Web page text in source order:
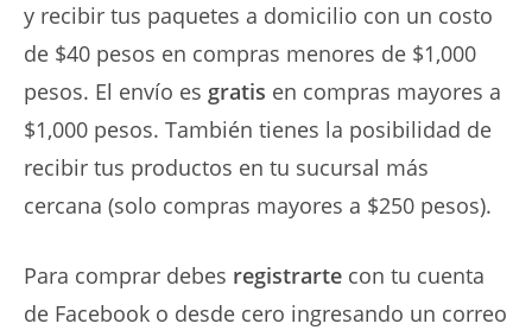
y recibir tus paquetes a domicilio con un costo
de $40 pesos en compras menores de $1,000
pesos. El envío es gratis en compras mayores a
$1,000 pesos. También tienes la posibilidad de
recibir tus productos en tu sucursal más
cercana (solo compras mayores a $250 pesos).
Para comprar debes registrarte con tu cuenta
de Facebook o desde cero ingresando un correo